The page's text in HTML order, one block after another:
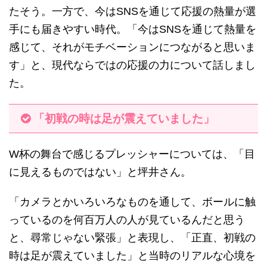
たそう。一方で、今はSNSを通じて応援の熱量が選
手にも届きやすい時代。「今はSNSを通じて熱量を
感じて、それがモチベーションにつながると思いま
す」と、現代ならではの応援の力について話しまし
た。
「初戦の時は足が震えていました」
W杯の舞台で感じるプレッシャーについては、「目
に見えるものではない」と坪井さん。
「カメラとかいろいろなものを通して、ボールに触
っているのを何百万人の人が見ているんだと思う
と、尋常じゃない緊張」と表現し、「正直、初戦の
時は足が震えていました」と当時のリアルな心境を